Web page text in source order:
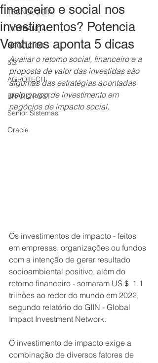
TECNOLOGIA
LIDERANÇA
NEGÓCIOS
5G
AGROTECH
BRAND POST
Senior Sistemas
Oracle
financeiro e social nos
investimentos? Potencia
Ventures aponta 5 dicas
Avaliar o retorno social, financeiro e a
proposta de valor das investidas são
algumas das estratégias apontadas
pelo grupo de investimento em
negócios de impacto social.
Os investimentos de impacto - feitos
em empresas, organizações ou fundos
com a intenção de gerar resultado
socioambiental positivo, além do
retorno financeiro - somaram US＄ 1.1
trilhões ao redor do mundo em 2022,
segundo relatório do GIIN - Global
Impact Investment Network.
O investimento de impacto exige a
combinação de diversos fatores de